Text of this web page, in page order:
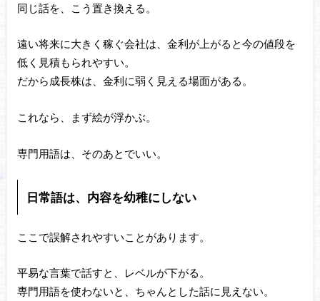
同じ話を、こう置き換える。
遠い将来に大きく稼ぐ会社は、金利が上がると今の値段を
低く見積もられやすい。
だから成長株は、金利に弱く見える場面がある。
これなら、まず絵が浮かぶ。
専門用語は、そのあとでいい。
日常語は、内容を幼稚にしない
ここで誤解されやすいことがあります。
平易な言葉で話すと、レベルが下がる。
専門用語を使わないと、ちゃんとした話に見えない。